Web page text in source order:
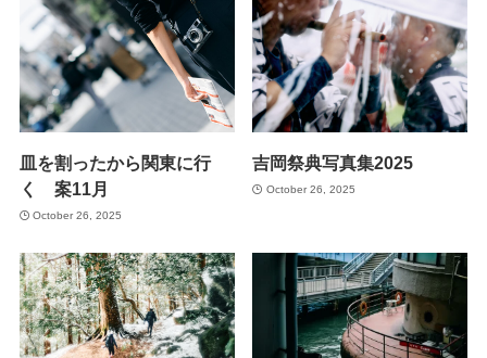
皿を割ったから関東に行
く 案11月
October 26, 2025
吉岡祭典写真集2025
October 26, 2025